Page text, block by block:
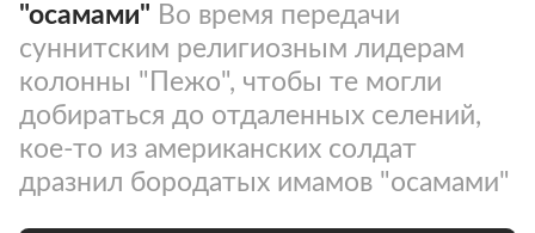
"осамами" Во время передачи
суннитским религиозным лидерам
колонны "Пежо", чтобы те могли
добираться до отдаленных селений,
кое-то из американских солдат
дразнил бородатых имамов "осамами"